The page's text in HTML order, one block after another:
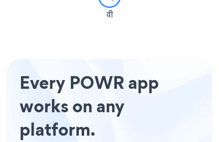
वी
Every POWR app
works on any
platform.